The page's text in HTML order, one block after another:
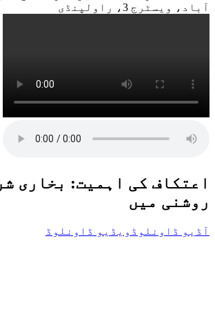
آباد، ویسٹرج 3، راولپنڈی
اعتکاف کی اہمیت: بخاری
روشنی میں
آڈیو ڈاونلوڈ ویڈیو ڈاونلوڈ